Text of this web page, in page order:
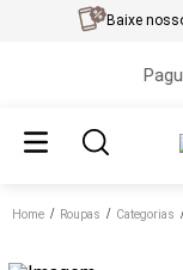
Baixe
Pague
Home roupas categorias